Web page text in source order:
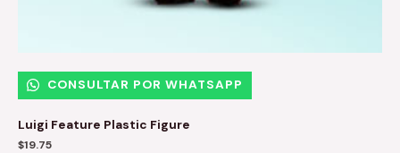
CONSULTAR POR WHATSAPP
Luigi Feature Plastic Figure
$19.75